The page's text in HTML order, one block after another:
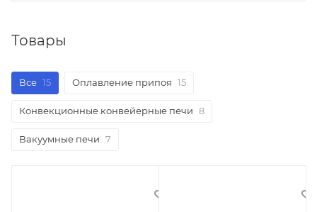
Товары
Все 15 Оплавление припоя 15
Конвекционные конвейерные печи 8
Вакуумные печи 7